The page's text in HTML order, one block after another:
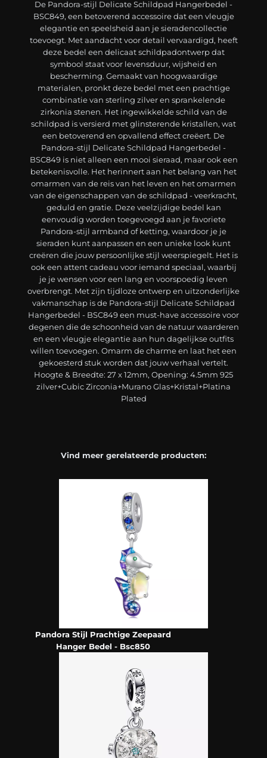
De Pandora-stijl Delicate Schildpad Hangerbedel -
BSC849, een betoverend accessoire dat een vleugje
elegantie en speelsheid aan je sieradencollectie
toevoegt. Met aandacht voor detail vervaardigd, heeft
deze bedel een delicaat schildpadontwerp dat
symbool staat voor levensduur, wijsheid en
bescherming. Gemaakt van hoogwaardige
materialen, pronkt deze bedel met een prachtige
combinatie van sterling zilver en sprankelende
zirkonia stenen. Het ingewikkelde schild van de
schildpad is versierd met glinsterende kristallen, wat
een betoverend en opvallend effect creëert. De
Pandora-stijl Delicate Schildpad Hangerbedel -
BSC849 is niet alleen een mooi sieraad, maar ook een
betekenisvolle. Het herinnert aan het belang van het
omarmen van de reis van het leven en het omarmen
van de eigenschappen van de schildpad - veerkracht,
geduld en gratie. Deze veelzijdige bedel kan
eenvoudig worden toegevoegd aan je favoriete
Pandora-stijl armband of ketting, waardoor je je
sieraden kunt aanpassen en een unieke look kunt
creëren die jouw persoonlijke stijl weerspiegelt. Het is
ook een attent cadeau voor iemand speciaal, waarbij
je je wensen voor een lang en voorspoedig leven
overbrengt. Met zijn tijdloze ontwerp en uitzonderlijke
vakmanschap is de Pandora-stijl Delicate Schildpad
Hangerbedel - BSC849 een must-have accessoire voor
degenen die de schoonheid van de natuur waarderen
en een vleugje elegantie aan hun dagelijkse outfits
willen toevoegen. Omarm de charme en laat het een
gekoesterd stuk worden dat jouw verhaal vertelt.
Hoogte & Breedte: 27 x 12mm, Opening: 4.5mm 925
zilver+Cubic Zirconia+Murano Glas+Kristal+Platina
Plated
Vind meer gerelateerde producten:
Pandora Stijl Prachtige Zeepaard
Hanger Bedel - Bsc850